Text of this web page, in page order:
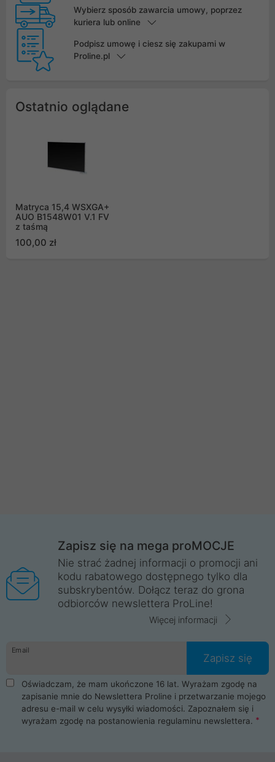
Wybierz sposób zawarcia umowy, poprzez
kuriera lub online
Podpisz umowę i ciesz się zakupami w
Proline.pl
Ostatnio oglądane
Matryca 15,4 WSXGA+
AUO B1548W01 V.1 FV
z taśmą
100,00 zł
Zapisz się na mega proMOCJE
Nie strać żadnej informacji o promocji ani
kodu rabatowego dostępnego tylko dla
subskrybentów. Dołącz teraz do grona
odbiorców newslettera ProLine!
Więcej informacji
Email
Zapisz się
Oświadczam, że mam ukończone 16 lat. Wyrażam zgodę na
zapisanie mnie do Newslettera Proline i przetwarzanie mojego
adresu e-mail w celu wysyłki wiadomości. Zapoznałem się i
wyrażam zgodę na postanowienia regulaminu newslettera.